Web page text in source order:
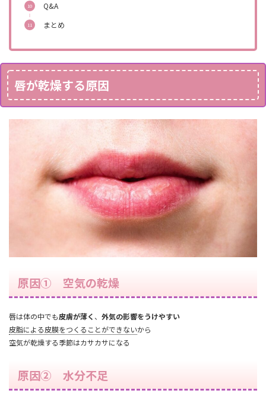
Q&A
まとめ
唇が乾燥する原因
原因① 空気の乾燥
唇は体の中でも皮膚が薄く 、 外気の影響をうけやすい
皮脂による皮膜をつくることができないから
空気が乾燥する季節はカサカサになる
原因② 水分不足